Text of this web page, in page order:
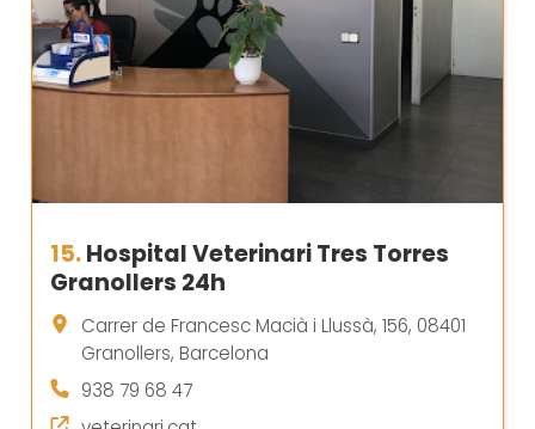
15.Hospital Veterinari Tres Torres
Granollers 24h
Carrer de Francesc Macià i Llussà, 156, 08401
Granollers, Barcelona
938 79 68 47